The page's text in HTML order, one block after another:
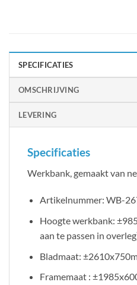
SPECIFICATIES
OMSCHRIJVING
LEVERING
Specificaties
Werkbank, gemaakt van
Artikelnummer: WB-
Hoogte werkbank:
aan te passen in
Bladmaat:
Framemaat :